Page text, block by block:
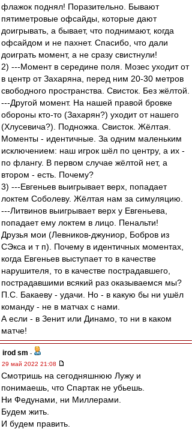
флажок поднял! Поразительно. Бывают
пятиметровые офсайды, которые дают
доигрывать, а бывает, что поднимают, когда
офсайдом и не пахнет. Спасибо, что дали
доиграть момент, а не сразу свистнули!
2) ---Момент в середине поля. Мозес уходит от
в центр от Захаряна, перед ним 20-30 метров
свободного пространства. Свисток. Без жёлтой.
---Другой момент. На нашей правой бровке
обороны кто-то (Захарян?) уходит от нашего
(Хлусевича?). Подножка. Свисток. Жёлтая.
Моменты - идентичные. За одним маленьким
исключением: наш игрок шёл по центру, а их -
по флангу. В первом случае жёлтой нет, а
втором - есть. Почему?
3) ---Евгеньев выигрывает верх, попадает
локтем Соболеву. Жёлтая нам за симуляцию.
---Литвинов выигрывает верх у Евгеньева,
попадает ему локтем в лицо. Пенальти!
Друзья мои (Левников-джуниор, Бобров из
СЭкса и т п). Почему в идентичных моментах,
когда Евгеньев выступает то в качестве
нарушителя, то в качестве пострадавшего,
пострадавшими всякий раз оказываемся мы?
П.С. Бакаеву - удачи. Но - в какую бы ни ушёл
команду - не в матчах с нами.
А если - в Зенит или Динамо, то ни в каком
матче!
irod sm -
29 май 2022 21:08
Смотришь на сегодняшнюю Лужу и
понимаешь, что Спартак не убьешь.
Ни Федунами, ни Миллерами.
Будем жить.
И будем править.